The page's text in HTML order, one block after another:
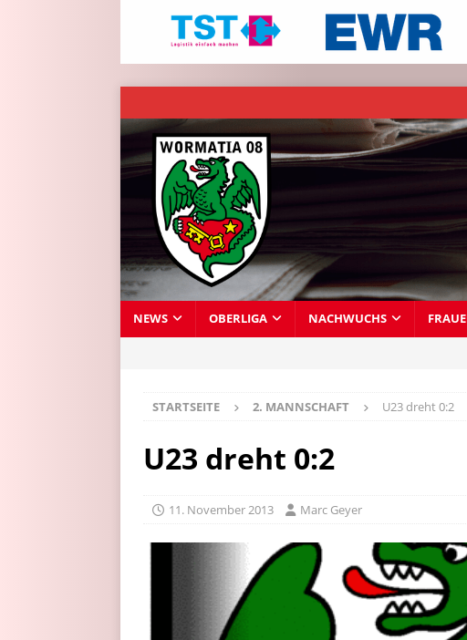
NEWS OBERLIGA NACHWUCHS
STARTSEITE 2. MANNSCHAFT U23 dreht 0:2
U23 dreht 0:2
11. November 2013 Marc Geyer